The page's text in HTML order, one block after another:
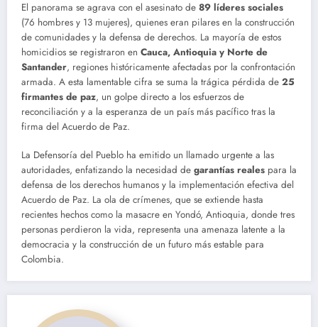
El panorama se agrava con el asesinato de 89 líderes sociales
(76 hombres y 13 mujeres), quienes eran pilares en la construcción
de comunidades y la defensa de derechos. La mayoría de estos
homicidios se registraron en Cauca, Antioquia y Norte de
Santander, regiones históricamente afectadas por la confrontación
armada. A esta lamentable cifra se suma la trágica pérdida de 25
firmantes de paz, un golpe directo a los esfuerzos de
reconciliación y a la esperanza de un país más pacífico tras la
firma del Acuerdo de Paz.
La Defensoría del Pueblo ha emitido un llamado urgente a las
autoridades, enfatizando la necesidad de garantías reales para la
defensa de los derechos humanos y la implementación efectiva del
Acuerdo de Paz. La ola de crímenes, que se extiende hasta
recientes hechos como la masacre en Yondó, Antioquia, donde tres
personas perdieron la vida, representa una amenaza latente a la
democracia y la construcción de un futuro más estable para
Colombia.